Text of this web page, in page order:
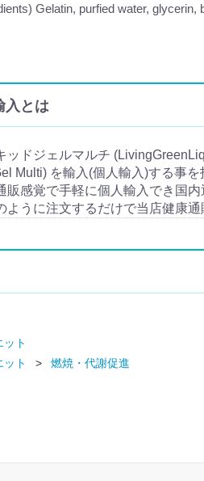
Gelatin, purfied water,
入とは
ッドジェルマルチ
Multi) を輸入(個人輸入)する事を
販感覚で手軽に個人輸入でき国
ように注文するだけで当店健康
ット
ット 燃焼・代謝促進